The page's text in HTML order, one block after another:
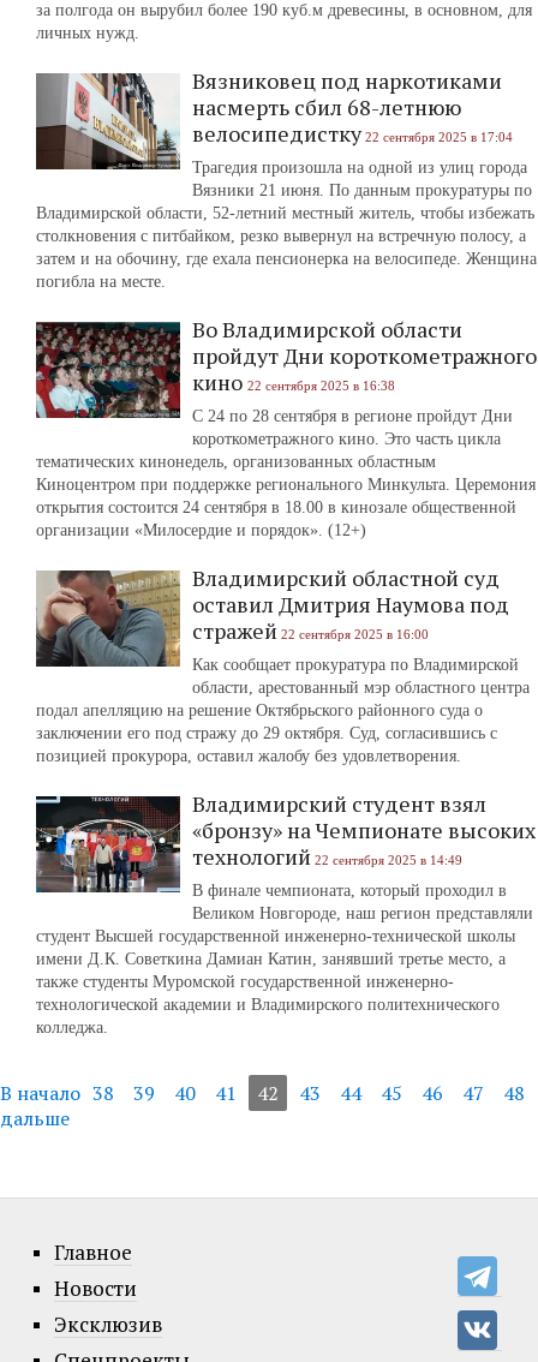
за полгода он вырубил более 190 куб.м древесины, в основном, для
личных нужд.
Вязниковец под наркотиками
насмерть сбил 68-летнюю
велосипедистку 22 сентября 2025 в 17:04
Трагедия произошла на одной из улиц города
Вязники 21 июня. По данным прокуратуры по
Владимирской области, 52-летний местный житель, чтобы избежать
столкновения с питбайком, резко вывернул на встречную полосу, а
затем и на обочину, где ехала пенсионерка на велосипеде. Женщина
погибла на месте.
Во Владимирской области
пройдут Дни короткометражного
кино 22 сентября 2025 в 16:38
С 24 по 28 сентября в регионе пройдут Дни
короткометражного кино. Это часть цикла
тематических кинонедель, организованных областным
Киноцентром при поддержке регионального Минкульта. Церемония
открытия состоится 24 сентября в 18.00 в кинозале общественной
организации «Милосердие и порядок». (12+)
Владимирский областной суд
оставил Дмитрия Наумова под
стражей 22 сентября 2025 в 16:00
Как сообщает прокуратура по Владимирской
области, арестованный мэр областного центра
подал апелляцию на решение Октябрьского районного суда о
заключении его под стражу до 29 октября. Суд, согласившись с
позицией прокурора, оставил жалобу без удовлетворения.
Владимирский студент взял
«бронзу» на Чемпионате высоких
технологий 22 сентября 2025 в 14:49
В финале чемпионата, который проходил в
Великом Новгороде, наш регион представляли
студент Высшей государственной инженерно-технической школы
имени Д.К. Советкина Дамиан Катин, занявший третье место, а
также студенты Муромской государственной инженерно-
технологической академии и Владимирского политехнического
колледжа.
В начало 38 39 40 41 42 43 44 45 46 47
48
дальше
Главное
Новости
Эксклюзив